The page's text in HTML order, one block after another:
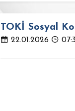
TOKİ Sosyal
22.01.2026